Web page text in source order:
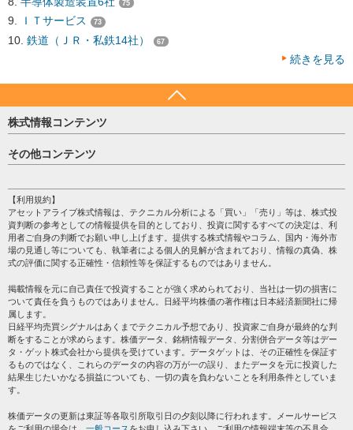
75
ＩＴサービス 73
鉄道（ＪＲ・私鉄14社） 67
続きを見る
株式情報コンテンツ
日経平均
売買シグナル
株テーマ情報
海外市況
投資カレンダー
格付け情報
その他コンテンツ
個人情報保護方針
プライバシーポリシー
会社案内
サイトマップ
過去データ
【利用規約】
アセットアライブ株式情報は、テクニカル分析による「買い」「売り」等は、株式投
資判断の参考としての情報提供を目的としており、投資に関するすべての決定は、利
用者ご自身の判断でお願い申し上げます。提供する株式情報やコラム、国内・海外市
場の見通し等についても、執筆者による個人的見解が含まれており、情報の真偽、株
式の評価に関する正確性・信頼性等を保証するものではありません。
掲載情報を元に自己責任で投資することが強く求められており、当社は一切の損害に
ついて責任を負うものではありません。日経平均株価の著作権は日本経済新聞社に帰
属します。
日経平均売買シグナルはあくまでテクニカル予想であり、投資家ご自身が最終的な判
断をすることが求めらます。株価データ、銘柄情報データ、分割併合データ等はデー
タ・ゲット株式会社から提供を受けています。データゲットは、その正確性を保証す
るものではなく、これらのデータの内容の万が一の誤り、またデータを元に投資した
結果生じたいかなる損益についても、一切の責を負わないことを利用条件としていま
す。
株価データの更新は東証等各取引所取引日の夕刻以降に行われます。メールサービス
をご利用の場合は、 一般コース をお申し込み下さい。ご利用の情報端末等の不具合